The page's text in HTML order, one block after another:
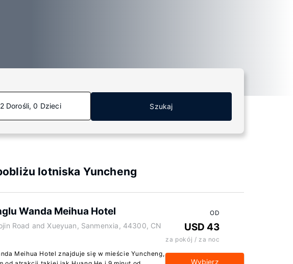
Dorośli, 0 Dzieci Szukaj
lotniska Yuncheng
Wanda Meihua Hotel
Road and Xueyuan, Sanmenxia, 44300, CN
Meihua Hotel znajduje się w mieście Yuncheng,
OD
USD 43
za pokój / za noc
Wybierz